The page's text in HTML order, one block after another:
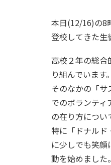
本日(12/16)の8
登校してきた生
高校２年の総合
り組んでいます。
そのなかの「
でのボランティ
の在り方につい
特に「ドナルド
に少しでも笑
動を始めました。